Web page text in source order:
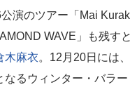
演のツアー「Mai
WAVE」も残すと
木麻衣。12月20日には
るウィンター・バラー